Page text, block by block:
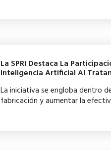
La SPRI Destaca La
Inteligencia Artificial Al
La iniciativa se engloba dentro
fabricación y aumentar la